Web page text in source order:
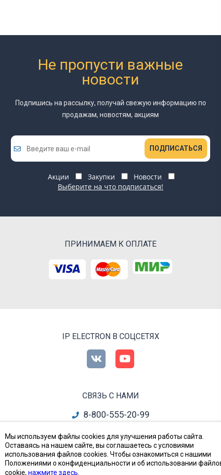
Не пропусти важные
новости
Подпишись на рассылку, получай свежую информацию по
продажам, новостям, акциям
ПОДПИСАТЬСЯ
Акции Закупки
Новости
Выберите на что подписаться!
ПРИНИМАЕМ К ОПЛАТЕ
IP ELECTRON В СОЦСЕТЯХ
СВЯЗЬ С НАМИ
8-800-555-20-99
info@ipelectron.ru
все контакты
Мы используем файлы cookies для улучшения работы сайта.
Оставаясь на нашем сайте, вы соглашаетесь с условиями
использования файлов cookies. Чтобы ознакомиться с нашими
Положениями о конфиденциальности и об использовании
cookie, нажмите здесь